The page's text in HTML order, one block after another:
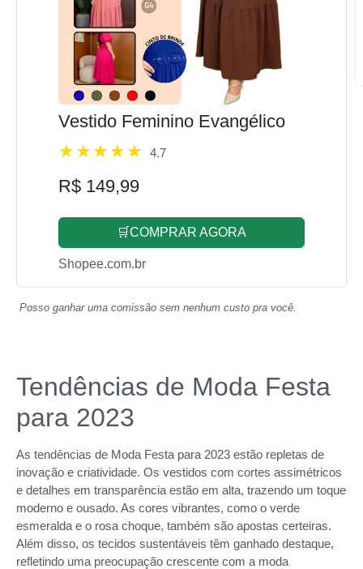
Vestido Feminino Evangélico
4.7
R$ 149,99
🛒COMPRAR AGORA
Shopee.com.br
Posso ganhar uma comissão sem nenhum custo pra você.
Tendências de Moda Festa
para 2023
As tendências de Moda Festa para 2023 estão repletas de
inovação e criatividade. Os vestidos com cortes assimétricos
e detalhes em transparência estão em alta, trazendo um toque
moderno e ousado. As cores vibrantes, como o verde
esmeralda e o rosa choque, também são apostas certeiras.
Além disso, os tecidos sustentáveis têm ganhado destaque,
refletindo uma preocupação crescente com a moda